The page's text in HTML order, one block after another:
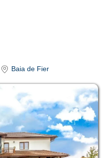
Baia de Fier